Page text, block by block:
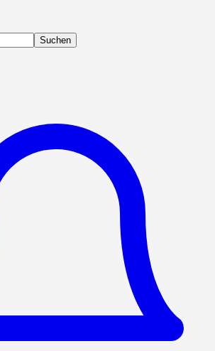
Suchen